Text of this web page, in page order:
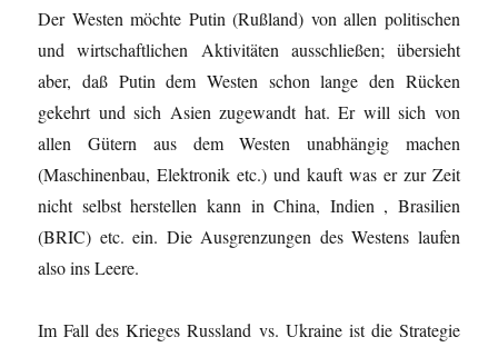
Der Westen möchte Putin (Rußland) von allen politischen
und wirtschaftlichen Aktivitäten ausschließen; übersieht
aber, daß Putin dem Westen schon lange den Rücken
gekehrt und sich Asien zugewandt hat. Er will sich von
allen Gütern aus dem Westen unabhängig machen
(Maschinenbau, Elektronik etc.) und kauft was er zur Zeit
nicht selbst herstellen kann in China, Indien , Brasilien
(BRIC) etc. ein. Die Ausgrenzungen des Westens laufen
also ins Leere.
Im Fall des Krieges Russland vs. Ukraine ist die Strategie